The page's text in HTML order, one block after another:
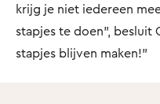
krijg je niet iedereen
stapjes te doen”, besluit
stapjes blijven maken!”